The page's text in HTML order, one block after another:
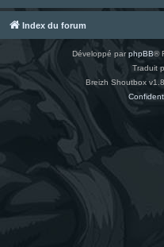
Index du forum
Développé parphpBB®
Traduit
Breizh Shoutbox